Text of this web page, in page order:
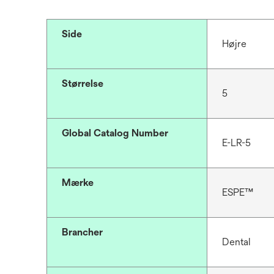
Side
Højre
Størrelse
5
Global Catalog Number
E-LR-5
Mærke
ESPE™
Brancher
Dental